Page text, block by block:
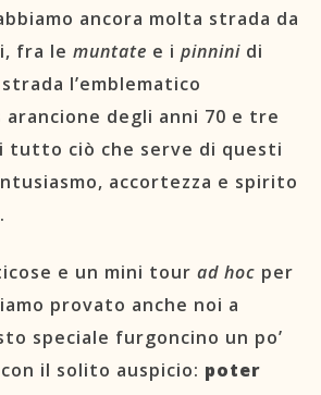
ancora molta strada da
fra le muntate e i pinnini di
l’emblematico
arancione degli anni 70 e tre
tutto ciò che serve di questi
accortezza e spirito
e un mini tour ad hoc per
provato anche noi a
speciale furgoncino un po’
il solito auspicio: poter